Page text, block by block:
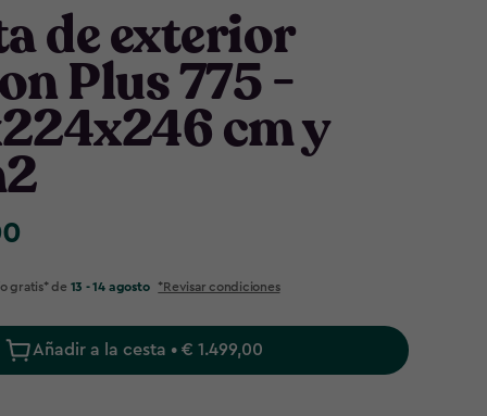
de exterior
Plus 775 -
cm y
gratis* de 13 - 14 agosto *Revisar condiciones
Añadir a la cesta • € 1.499,00